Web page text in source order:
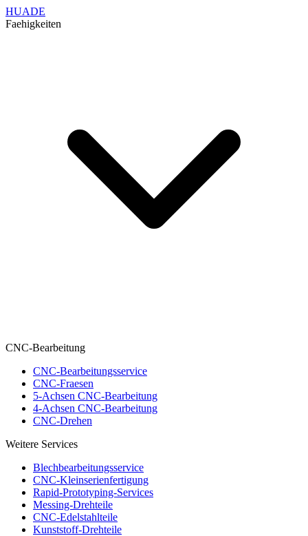
HUADE
Faehigkeiten
CNC-Bearbeitung
CNC-Bearbeitungsservice
CNC-Fraesen
5-Achsen CNC-Bearbeitung
4-Achsen CNC-Bearbeitung
CNC-Drehen
Weitere Services
Blechbearbeitungsservice
CNC-Kleinserienfertigung
Rapid-Prototyping-Services
Messing-Drehteile
CNC-Edelstahlteile
Kunststoff-Drehteile